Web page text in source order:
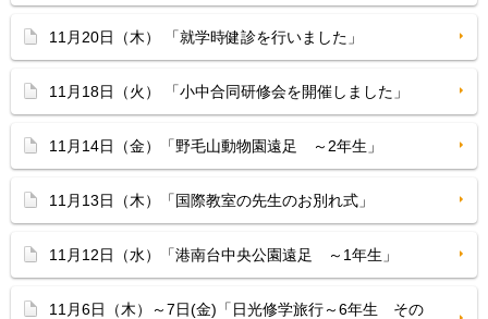
11月20日（木） 「就学時健診を行いました」
11月18日（火） 「小中合同研修会を開催しました」
11月14日（金）「野毛山動物園遠足 ～2年生」
11月13日（木）「国際教室の先生のお別れ式」
11月12日（水）「港南台中央公園遠足 ～1年生」
11月6日（木）～7日(金)「日光修学旅行～6年生 その